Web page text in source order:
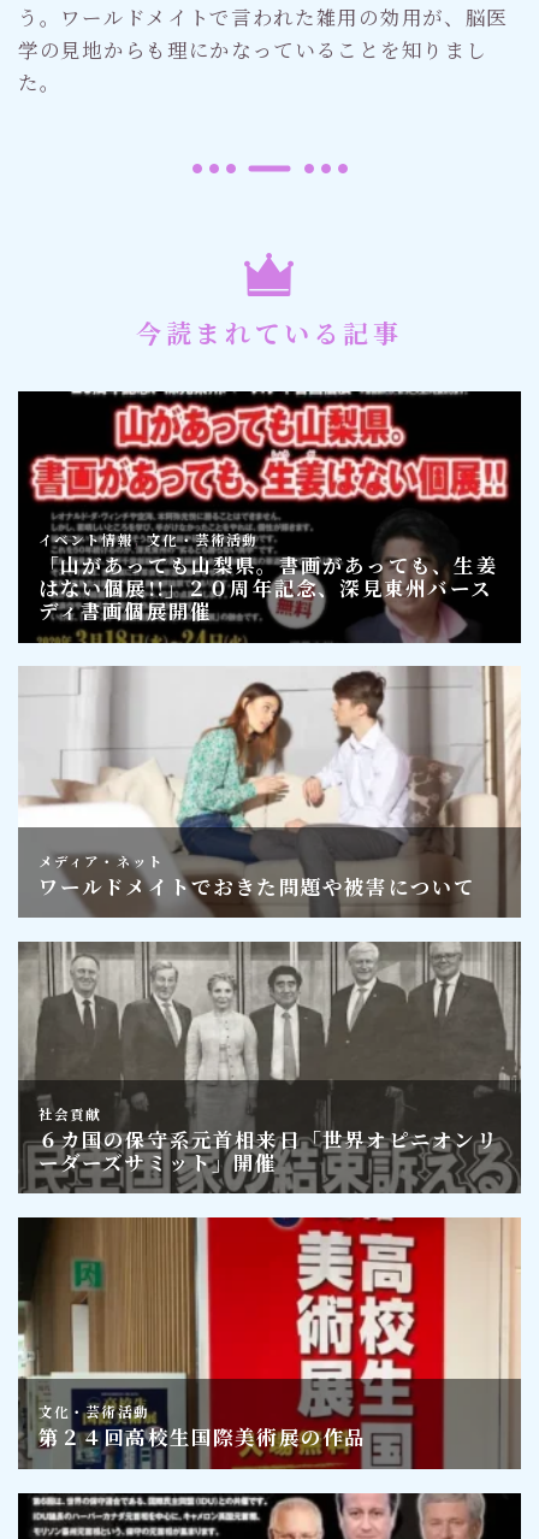
う。ワールドメイトで言われた雑用の効用が、脳医
学の見地からも理にかなっていることを知りまし
た。
今読まれている記事